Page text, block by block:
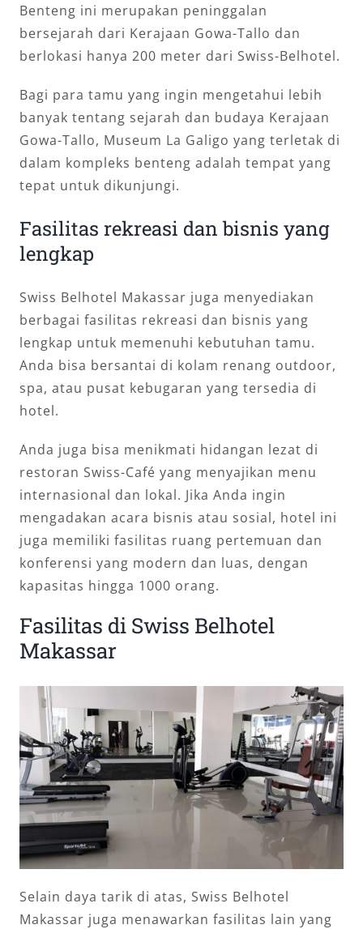
Benteng ini merupakan peninggalan
bersejarah dari Kerajaan Gowa-Tallo dan
berlokasi hanya 200 meter dari Swiss-Belhotel.
Bagi para tamu yang ingin mengetahui lebih
banyak tentang sejarah dan budaya Kerajaan
Gowa-Tallo, Museum La Galigo yang terletak di
dalam kompleks benteng adalah tempat yang
tepat untuk dikunjungi.
Fasilitas rekreasi dan bisnis yang
lengkap
Swiss Belhotel Makassar juga menyediakan
berbagai fasilitas rekreasi dan bisnis yang
lengkap untuk memenuhi kebutuhan tamu.
Anda bisa bersantai di kolam renang outdoor,
spa, atau pusat kebugaran yang tersedia di
hotel.
Anda juga bisa menikmati hidangan lezat di
restoran Swiss-Café yang menyajikan menu
internasional dan lokal. Jika Anda ingin
mengadakan acara bisnis atau sosial, hotel ini
juga memiliki fasilitas ruang pertemuan dan
konferensi yang modern dan luas, dengan
kapasitas hingga 1000 orang.
Fasilitas di Swiss Belhotel
Makassar
Selain daya tarik di atas, Swiss Belhotel
Makassar juga menawarkan fasilitas lain yang